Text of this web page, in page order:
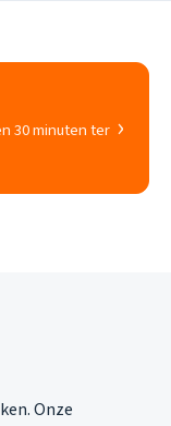
30 minuten ter ›
Onze